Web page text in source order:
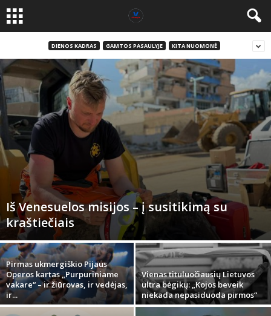
DIENOS KADRAS GAMTOS PASAULYJE KITA NUOMONĖ
Iš Venesuelos misijos – į susitikimą su
kraštiečiais
Pirmas ukmergiškio Pijaus
Operos kartas „Purpuriniame
vakare“ – ir žiūrovas, ir vedėjas,
ir...
Vienas tituluočiausių Lietuvos
ultra bėgikų: „Kojos beveik
niekada nepasiduoda pirmos“